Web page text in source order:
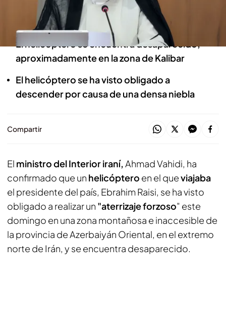
del Irán, Ebrahim Raisi, se ha visto obligado a
realizar un "aterrizaje forzoso"
El helicóptero se encuentra desaparecido,
aproximadamente en la zona de Kalibar
El helicóptero se ha visto obligado a
descender por causa de una densa niebla
Compartir
El ministro del Interior iraní,Ahmad Vahidi, ha
confirmado que un helicóptero en el queviajaba
el presidente del país, Ebrahim Raisi, se ha visto
obligado a realizar un "aterrizaje forzoso" este
domingo en una zona montañosa e inaccesible de
la provincia de Azerbaiyán Oriental, en el extremo
norte de Irán, y se encuentra desaparecido.